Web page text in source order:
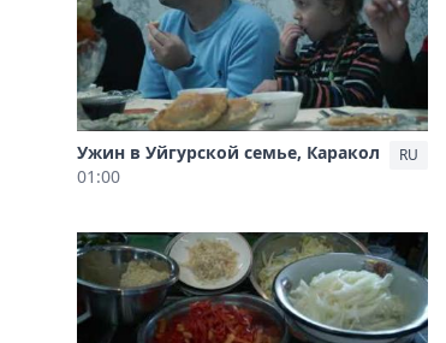
Ужин в Уйгурской семье, Каракол
01:00
RU